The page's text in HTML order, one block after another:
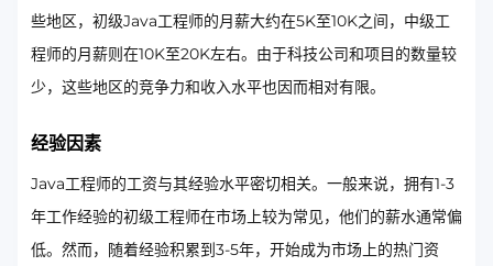
些地区，初级Java工程师的月薪大约在5K至10K之间，中级工
程师的月薪则在10K至20K左右。由于科技公司和项目的数量较
少，这些地区的竞争力和收入水平也因而相对有限。
经验因素
Java工程师的工资与其经验水平密切相关。一般来说，拥有1-3
年工作经验的初级工程师在市场上较为常见，他们的薪水通常偏
低。然而，随着经验积累到3-5年，开始成为市场上的热门资